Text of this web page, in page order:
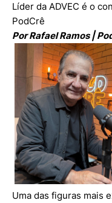
Líder da ADVEC é o
PodCrê
Por Rafael Ramos |
Uma das figuras mais